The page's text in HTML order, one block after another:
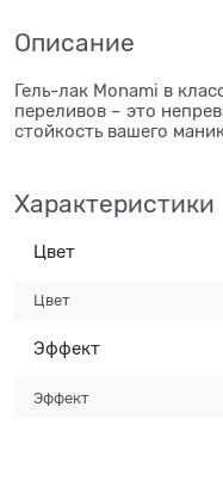
Описание
Гель-лак Monami в
переливов – это
стойкость вашего
Характеристики
Цвет
Цвет
Эффект
Эффект